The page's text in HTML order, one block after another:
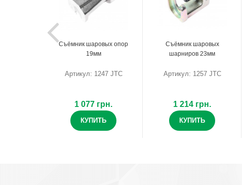
Съёмник шаровых опор
19мм
Артикул: 1247 JTC
1 077 грн.
КУПИТЬ
Съёмник шаровых
шарниров 23мм
Артикул: 1257 JTC
1 214 грн.
КУПИТЬ